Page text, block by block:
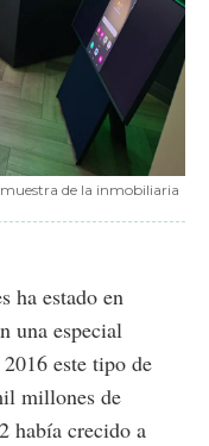
de la inmobiliaria
ha estado en
una especial
este tipo de
millones de
había crecido a